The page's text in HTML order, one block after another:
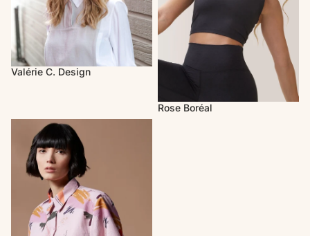
Valérie C. Design
Rose Boréal
Melow par Mélissa Bolduc